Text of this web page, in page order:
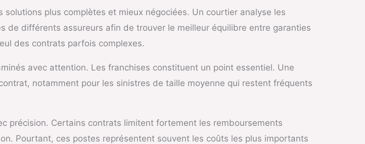
plus complètes et mieux négociées. Un courtier analyse les
de différents assureurs afin de trouver le meilleur équilibre entre garanties
des contrats parfois complexes.
avec attention. Les franchises constituent un point essentiel. Une
notamment pour les sinistres de taille moyenne qui restent fréquents
précision. Certains contrats limitent fortement les remboursements
Pourtant, ces postes représentent souvent les coûts les plus importants